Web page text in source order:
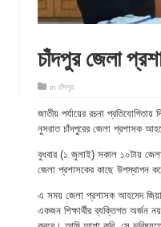
চাঁদপুর জেলা
in চাঁদপুর
জাতীয় পর্যায়ের রচনা
নুসরাত চাঁদপুরের জেলা প্রশাসক
বুধবার (১ জুলাই) সকাল ১০টায় জেলা
জেলা প্রশাসকের কাছে উপস্থাপন
এ সময় জেলা প্রশাসক আহমেদ
একজন শিক্ষার্থীর ব্যক্তিগত অর্জন